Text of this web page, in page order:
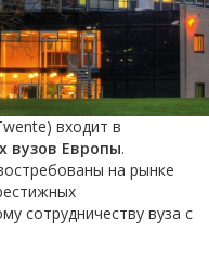
входит в
вузов Европы.
на рынке
сотрудничеству вуза с